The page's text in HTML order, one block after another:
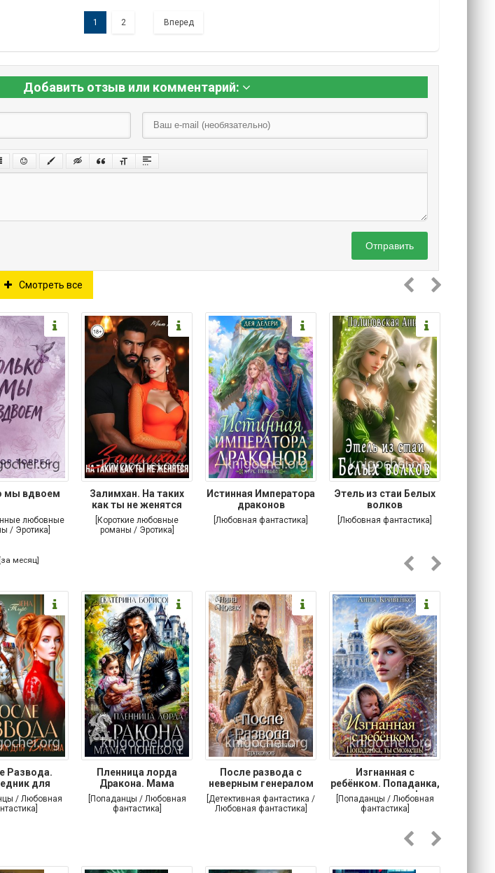
1 2 Вперед
Добавить отзыв или комментарий:
Отправить
Смотреть все
мы вдвоем
любовные
/ Эротика]
Залимхан. На таких
как ты не женятся
[Короткие любовные
романы / Эротика]
Истинная Императора
драконов
[Любовная фантастика]
Этель из стаи Белых
волков
[Любовная фантастика]
[за месяц]
Развода.
для
/ Любовная
Пленница лорда
Дракона. Мама
поневоле
[Попаданцы / Любовная
фантастика]
После развода с
неверным генералом
драконов
[Детективная фантастика /
Любовная фантастика]
Изгнанная с
ребёнком. Попаданка,
ты сможешь!
[Попаданцы / Любовная
фантастика]